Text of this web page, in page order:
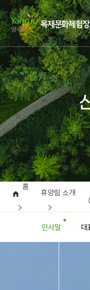
홈
휴양림 소개
인사말 대